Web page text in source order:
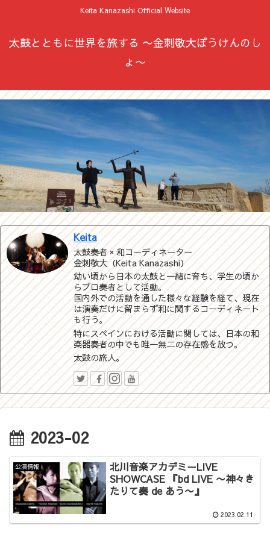
Keita Kanazashi Official Website
太鼓とともに世界を旅する 〜金刺敬大ぼうけんのし
ょ〜
Keita
太鼓奏者 × 和コーディネーター
金刺敬大（Keita Kanazashi）
幼い頃から日本の太鼓と一緒に育ち、学生の頃か
らプロ奏者として活動。
国内外での活動を通した様々な経験を経て、現在
は演奏だけに留まらず和に関するコーディネート
も行う。
特にスペインにおける活動に関しては、日本の和
楽器奏者の中でも唯一無二の存在感を放つ。
太鼓の旅人。
2023-02
公演情報
北川音楽アカデミーLIVE
SHOWCASE 『bd LIVE 〜神々き
たりて奏 de あう〜』
2023.02.11